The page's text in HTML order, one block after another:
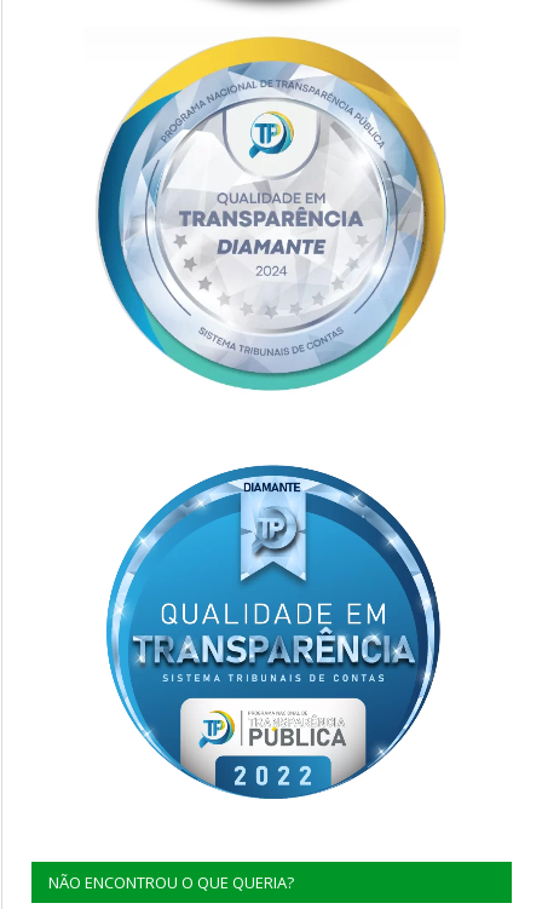
NÃO ENCONTROU O QUE QUERIA?